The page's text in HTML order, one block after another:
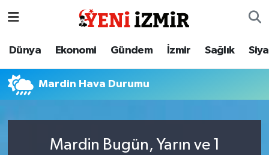
Dünya Ekonomi Gündem İzmir Sağlık
Mardin Hava Durumu
Mardin Bugün, Yarın ve 1
Dünya
İzmir
İzmir Nöbetçi Eczaneler
İzmir Trafik Yoğunluk Haritası